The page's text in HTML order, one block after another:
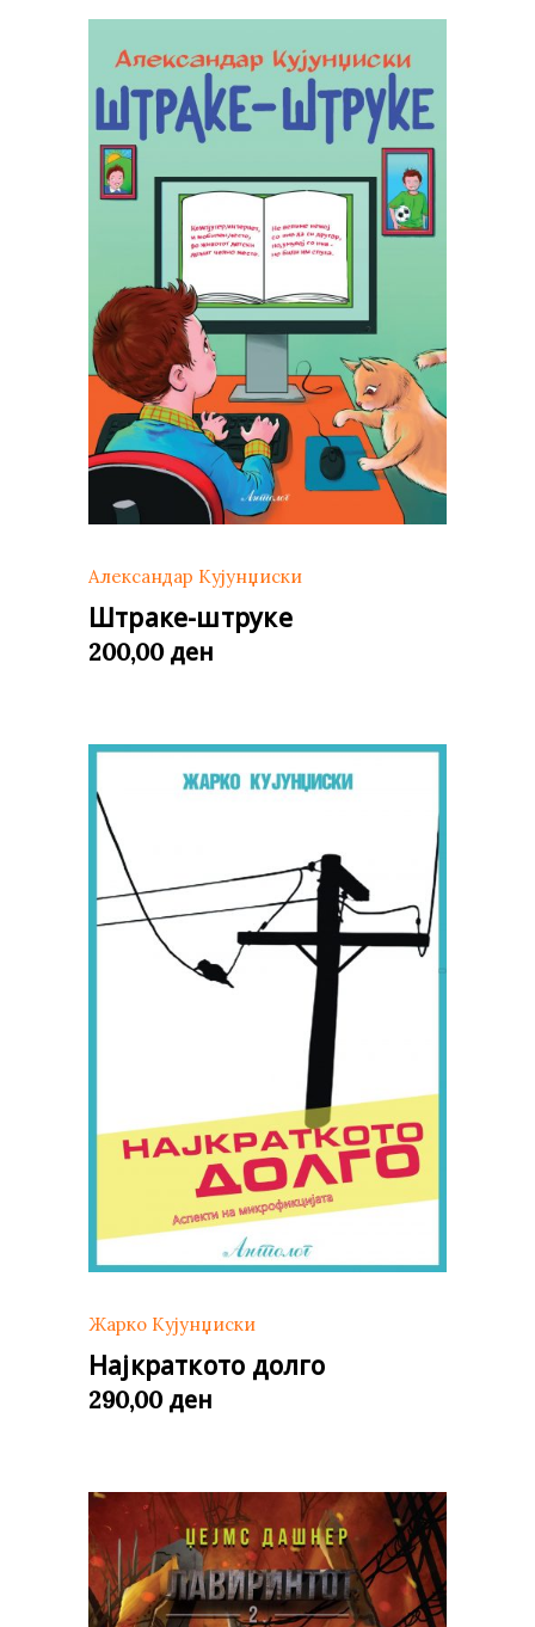
Александар Кујунџиски
Штраке-штруке
200,00 ден
Жарко Кујунџиски
Најкраткото долго
290,00 ден